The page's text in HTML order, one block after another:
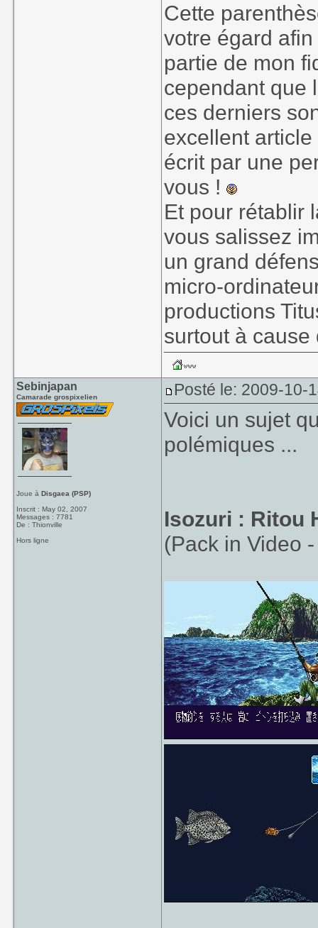
capital
genre
micros a déjà
que cela empire.
Cette
votre égard
partie de mon
cependant que
ces derniers
excellent
écrit par une
vous !
Et pour rétablir
vous salissez
un grand
micro-
productions
surtout à
Sebinjapan
Camarade grospixelien
Joue àDisgaea (PSP)
Inscrit : May 02, 2007
Messages : 7781
De : Thionville
Hors ligne
Posté le: 2009-10-
Voici un sujet
polémiques ...
Isozuri : Ritou
(Pack in Video